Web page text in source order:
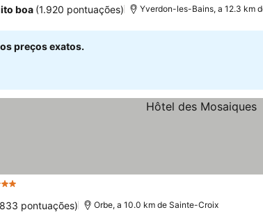
boa (1.920 pontuações) Yverdon-les-Bains, a 12.3 km
preços exatos.
pontuações) Orbe, a 10.0 km de Sainte-Croix